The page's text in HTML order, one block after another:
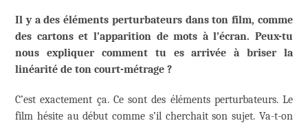
Il y a des éléments perturbateurs dans ton film, comme
des cartons et l’apparition de mots à l’écran. Peux-tu
nous expliquer comment tu es arrivée à briser la
linéarité de ton court-métrage ?
C’est exactement ça. Ce sont des éléments perturbateurs. Le
film hésite au début comme s’il cherchait son sujet. Va-t-on